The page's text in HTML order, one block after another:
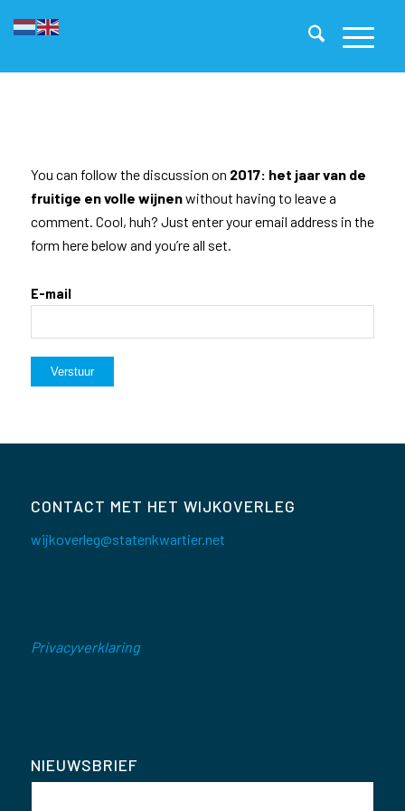
You can follow the discussion on 2017: het jaar van de
fruitige en volle wijnenwithout having to leave a
comment. Cool, huh? Just enter your email address in the
form here below and you’re all set.
E-mail
CONTACT MET HET WIJKOVERLEG
wijkoverleg@statenkwartier.net
Privacyverklaring
NIEUWSBRIEF